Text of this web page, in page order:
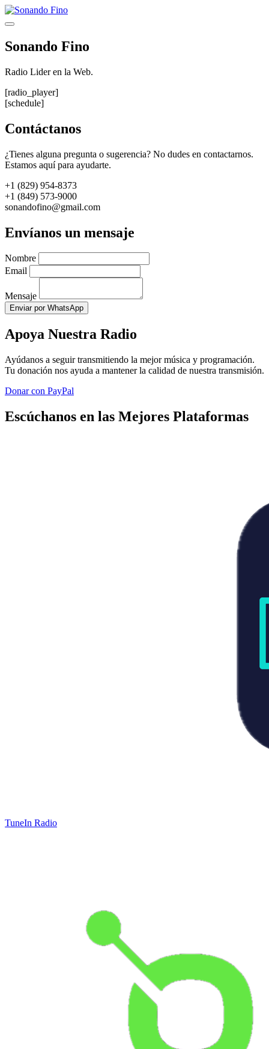
Saltar
al
Menú
Sonando Fino
Radio Lider en la Web.
[radio_player]
[schedule]
Contáctanos
¿Tienes alguna pregunta o sugerencia? No dudes en contactarnos.
Estamos aquí para ayudarte.
+1 (829) 954-8373
+1 (849) 573-9000
sonandofino@gmail.com
Envíanos un mensaje
Nombre
Email
Mensaje
Enviar por WhatsApp
Apoya Nuestra Radio
Ayúdanos a seguir transmitiendo la mejor música y programación.
Tu donación nos ayuda a mantener la calidad de nuestra transmisión.
Donar con PayPal
Escúchanos en las Mejores Plataformas
TuneIn Radio